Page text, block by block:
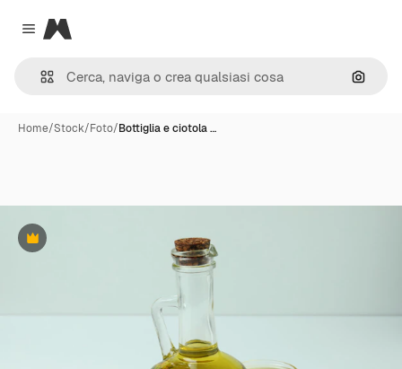
Close menu
Magnific
Cerca
Home/Stock/Foto/Bottiglia e ciotola …
Premium